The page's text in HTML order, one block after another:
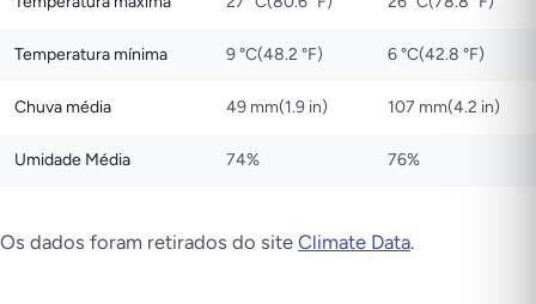
Temperatura mínima 9 °C(48.2 °F) 6 °C(42.8 °F)
Chuva média 49 mm(1.9 in) 107 mm(4.2 in)
Umidade Média 74% 76%
Os dados foram retirados do site Climate Data.